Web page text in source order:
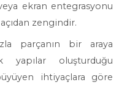
ekran entegrasyonu
zengindir.
parçanın bir araya
oluşturduğu
ihtiyaçlara göre